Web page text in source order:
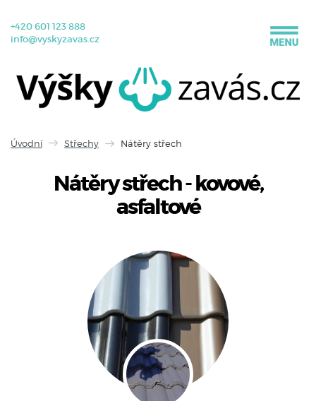
+420 601 123 888
info@vyskyzavas.cz
Úvodní Střechy Nátěry střech
Nátěry střech - kovové,
asfaltové